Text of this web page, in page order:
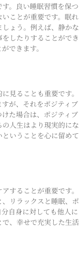
。良い睡眠習慣を保つ
ことが重要です。眠れ
ょう。例えば、静かな
したりすることができ
できます。
見ることも重要です。
が、それをポジティブ
た場合は、ポジティブ
人生はより現実的にな
いうことを心に留めて
することが重要です。
リラックスと睡眠、ポ
自身に対しても他人に
、幸せで充実した生活